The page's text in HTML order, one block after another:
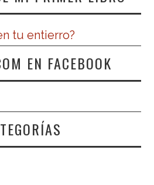
EN FACEBOOK